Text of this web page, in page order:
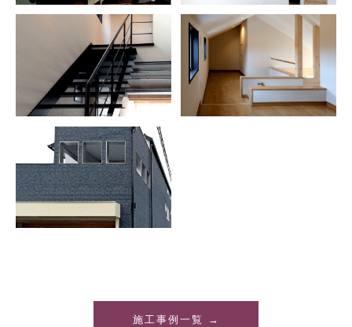
施工事例一覧 →